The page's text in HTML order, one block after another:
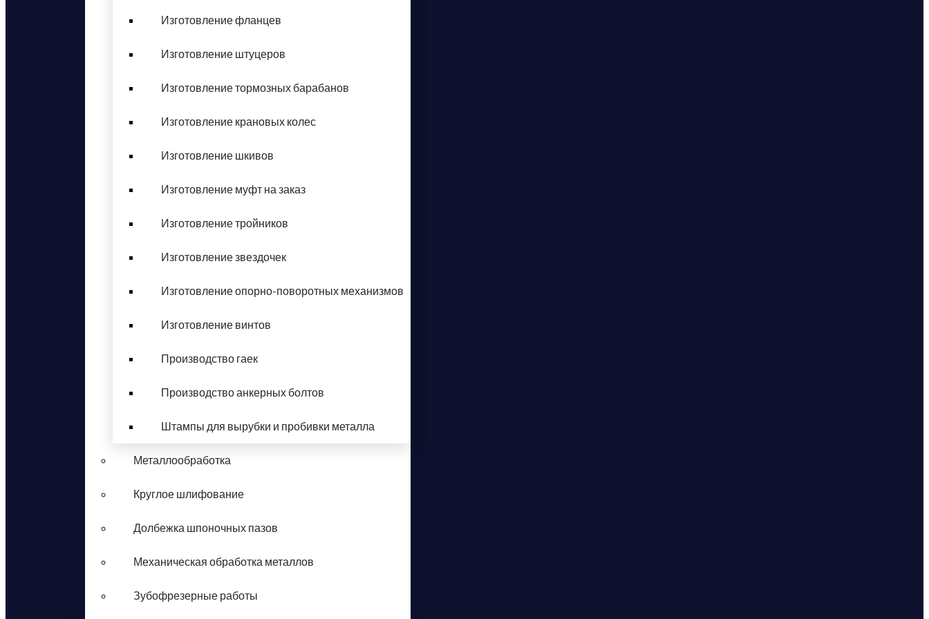
Изготовление фланцев
Изготовление штуцеров
Изготовление тормозных барабанов
Изготовление крановых колес
Изготовление шкивов
Изготовление муфт на заказ
Изготовление тройников
Изготовление звездочек
Изготовление опорно-поворотных механизмов
Изготовление винтов
Производство гаек
Производство анкерных болтов
Штампы для вырубки и пробивки металла
Металлообработка
Круглое шлифование
Долбежка шпоночных пазов
Механическая обработка металлов
Зубофрезерные работы